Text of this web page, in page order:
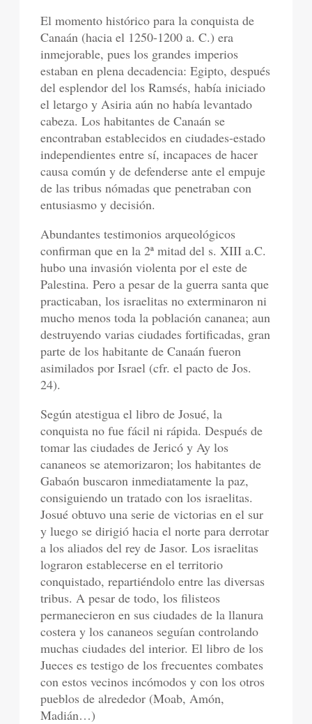
El momento histórico para la conquista de
Canaán (hacia el 1250-1200 a. C.) era
inmejorable, pues los grandes imperios
estaban en plena decadencia: Egipto, después
del esplendor del los Ramsés, había iniciado
el letargo y Asiria aún no había levantado
cabeza. Los habitantes de Canaán se
encontraban establecidos en ciudades-estado
independientes entre sí, incapaces de hacer
causa común y de defenderse ante el empuje
de las tribus nómadas que penetraban con
entusiasmo y decisión.
Abundantes testimonios arqueológicos
confirman que en la 2ª mitad del s. XIII a.C.
hubo una invasión violenta por el este de
Palestina. Pero a pesar de la guerra santa que
practicaban, los israelitas no exterminaron ni
mucho menos toda la población cananea; aun
destruyendo varias ciudades fortificadas, gran
parte de los habitante de Canaán fueron
asimilados por Israel (cfr. el pacto de Jos.
24).
Según atestigua el libro de Josué, la
conquista no fue fácil ni rápida. Después de
tomar las ciudades de Jericó y Ay los
cananeos se atemorizaron; los habitantes de
Gabaón buscaron inmediatamente la paz,
consiguiendo un tratado con los israelitas.
Josué obtuvo una serie de victorias en el sur
y luego se dirigió hacia el norte para derrotar
a los aliados del rey de Jasor. Los israelitas
lograron establecerse en el territorio
conquistado, repartiéndolo entre las diversas
tribus. A pesar de todo, los filisteos
permanecieron en sus ciudades de la llanura
costera y los cananeos seguían controlando
muchas ciudades del interior. El libro de los
Jueces es testigo de los frecuentes combates
con estos vecinos incómodos y con los otros
pueblos de alrededor (Moab, Amón,
Madián…)